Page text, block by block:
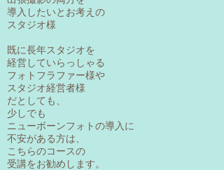
導入したいとお考えの
​スタジオ様
既に長年スタジオを
経営していらっしゃる
フォトフラファー様や
スタジオ経営者様
だとしても、
少しでも
ニューボーンフォトの導入に
不安がある方は、
こちらのコースの
受講をお勧めします。